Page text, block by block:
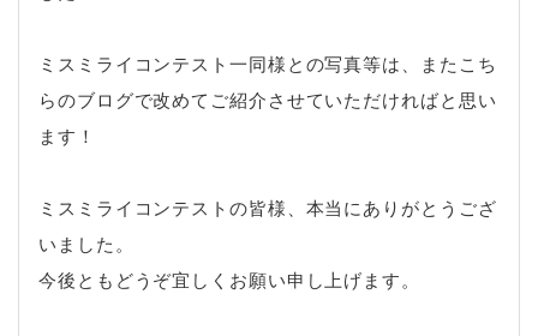
ミスミライコンテスト一同様との写真等は、またこち
らのブログで改めてご紹介させていただければと思い
ます！
ミスミライコンテストの皆様、本当にありがとうござ
いました。
今後ともどうぞ宜しくお願い申し上げます。